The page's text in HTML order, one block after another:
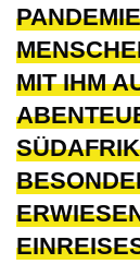
MIT IHM